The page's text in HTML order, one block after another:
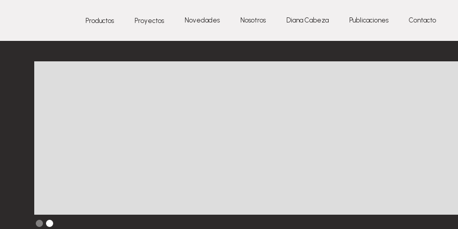
Productos Proyectos Novedades Nosotros Diana Cabeza Publicaciones Contacto
Slide 2 of 2.